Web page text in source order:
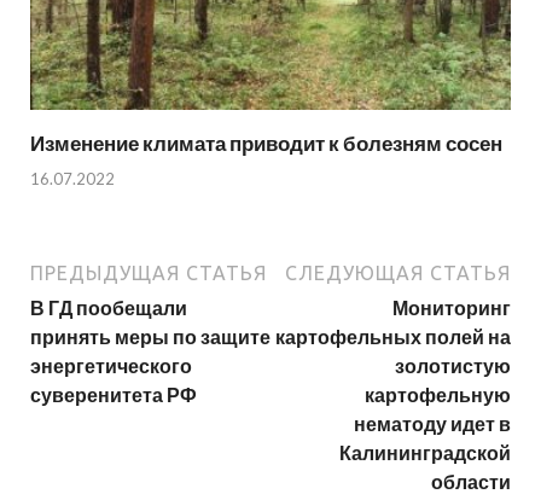
Изменение климата приводит к болезням сосен
16.07.2022
ПРЕДЫДУЩАЯ СТАТЬЯ
В ГД пообещали
принять меры по защите
энергетического
суверенитета РФ
СЛЕДУЮЩАЯ СТАТЬЯ
Мониторинг
картофельных полей на
золотистую
картофельную
нематоду идет в
Калининградской
области